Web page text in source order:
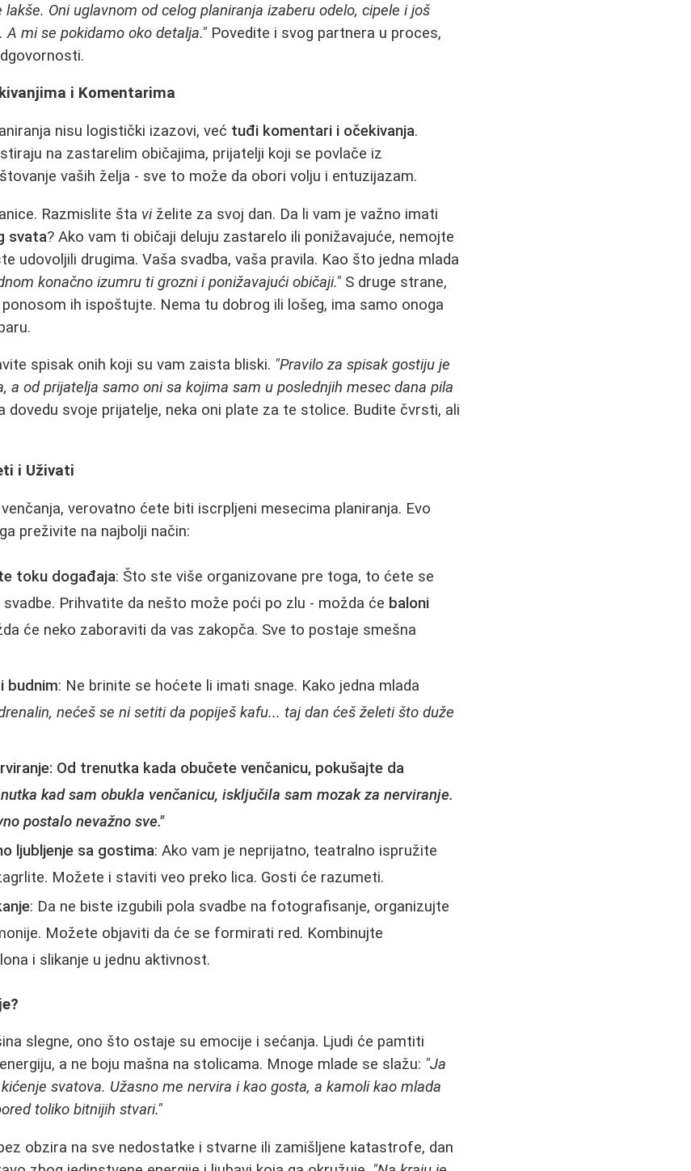
lakše. Oni uglavnom od celog planiranja izaberu odelo, cipele i još
A mi se pokidamo oko detalja." Povedite i svog partnera u proces,
i Komentarima
nisu logistički izazovi, već tuđi komentari i očekivanja.
na zastarelim običajima, prijatelji koji se povlače iz
vaših želja - sve to može da obori volju i entuzijazam.
Razmislite šta viželite za svoj dan. Da li vam je važno imati
svata? Ako vam ti običaji deluju zastarelo ili ponižavajuće, nemojte
udovoljili drugima. Vaša svadba, vaša pravila. Kao što jedna mlada
konačno izumru ti grozni i ponižavajući običaji." S druge strane,
ih ispoštujte. Nema tu dobrog ili lošeg, ima samo onoga
spisak onih koji su vam zaista bliski. "Pravilo za spisak gostiju je
a od prijatelja samo oni sa kojima sam u poslednjih mesec dana pila
dovedu svoje prijatelje, neka oni plate za te stolice. Budite čvrsti, ali
i Uživati
verovatno ćete biti iscrpljeni mesecima planiranja. Evo
preživite na najbolji način:
toku događaja: Što ste više organizovane pre toga, to ćete se
svadbe. Prihvatite da nešto može poći po zlu - možda će baloni
će neko zaboraviti da vas zakopča. Sve to postaje smešna
budnim: Ne brinite se hoćete li imati snage. Kako jedna mlada
nećeš se ni setiti da popiješ kafu... taj dan ćeš želeti što duže
Od trenutka kada obučete venčanicu, pokušajte da
kad sam obukla venčanicu, isključila sam mozak za nerviranje.
postalo nevažno sve."
ljubljenje sa gostima: Ako vam je neprijatno, teatralno ispružite
Možete i staviti veo preko lica. Gosti će razumeti.
: Da ne biste izgubili pola svadbe na fotografisanje, organizujte
Možete objaviti da će se formirati red. Kombinujte
i slikanje u jednu aktivnost.
slegne, ono što ostaje su emocije i sećanja. Ljudi će pamtiti
a ne boju mašna na stolicama. Mnoge mlade se slažu: "Ja
svatova. Užasno me nervira i kao gosta, a kamoli kao mlada
toliko bitnijih stvari."
obzira na sve nedostatke i stvarne ili zamišljene katastrofe, dan